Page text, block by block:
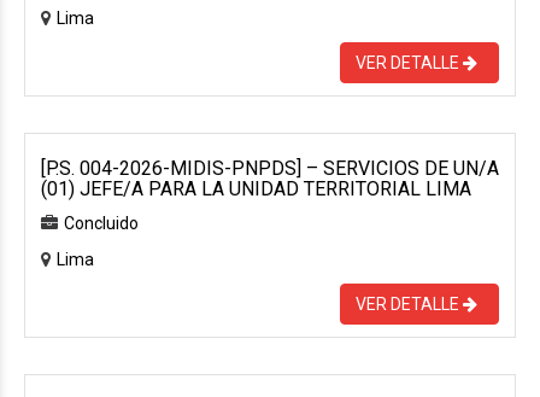
Lima
VER DETALLE
[P.S. 004-2026-MIDIS-PNPDS] – SERVICIOS DE UN/A
(01) JEFE/A PARA LA UNIDAD TERRITORIAL LIMA
Concluido
Lima
VER DETALLE